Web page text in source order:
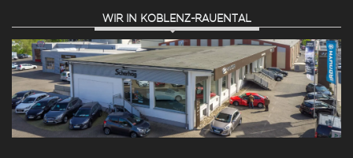
Zustimmen
und
aktivieren
WIR IN KOBLENZ-RAUENTAL